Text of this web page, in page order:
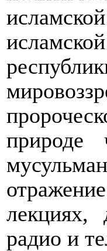
природе
лекциях,
радио и